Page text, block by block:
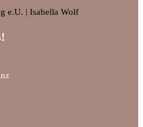
e.U. | Isabella Wolf